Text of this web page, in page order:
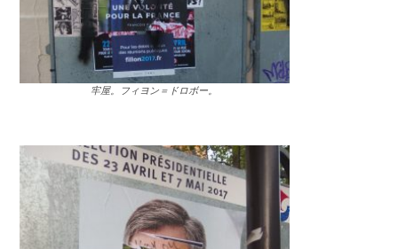
牢屋。フィヨン＝ドロボー。